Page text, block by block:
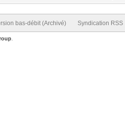
bas-débit (Archivé) Syndication RSS